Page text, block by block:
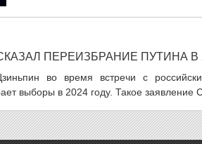
ПЕРЕИЗБРАНИЕ ПУТИНА В
во время встречи с
выборы в 2024 году. Такое